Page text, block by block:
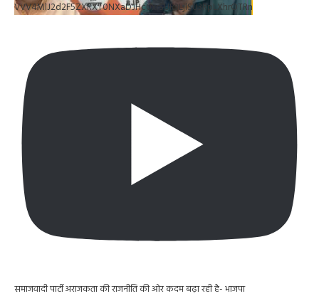
VVV4MlJ2d2F5ZXRXT0NXaDJHc0xrSUR3LjlSU3RpLXhrOTRn
समाजवादी पार्टी अराजकता की राजनीति की ओर कदम बढ़ा रही है- भाजपा